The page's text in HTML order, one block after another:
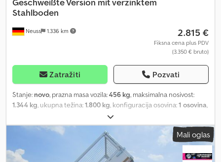
Neuss 1.336 km
Geschweißte Version mit verzinktem
Stahlboden
2.815 €
Fiksna cena plus PDV
(3.350 € bruto)
Zatražiti Pozvati
Stanje: novo, prazna masa vozila:456 kg, maksimalna nosivost:
1.344 kg, ukupna težina:1.800 kg, konfiguracija osovina:1 osovina,
2.560 mm
1.500 mm, visina tovarnog prostora:300 mm, suspencija:ostalo,
dimenzija gume:195/50 r13
, Kiper sa kipovanjem unazad 1800 kg
proizvođača Eduard 256x150 cm sa ručnom pumpom Osovina:
Kočena: Da Ukupna masa: 1800 kg Dužina tovarnog prostora: 256
Mali oglas